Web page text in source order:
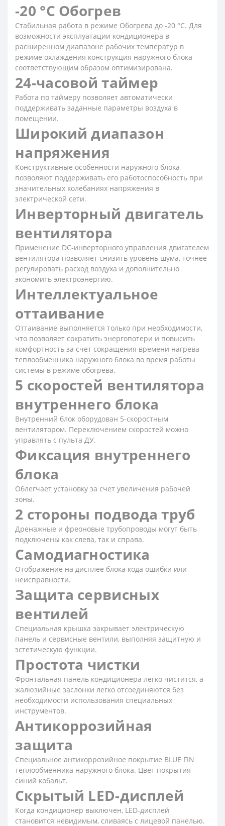
-20 °C Обогрев
Стабильная работа в режиме Обогрева до -20 °С. Для
возможности эксплуатации кондиционера в
расширенном диапазоне рабочих температур в
режиме охлаждения конструкция наружного блока
соответствующим образом оптимизирована.
24-часовой таймер
Работа по таймеру позволяет автоматически
поддерживать заданные параметры воздуха в
помещении.
Широкий диапазон
напряжения
Конструктивные особенности наружного блока
позволяют поддерживать его работоспособность при
значительных колебаниях напряжения в
электрической сети.
Инверторный двигатель
вентилятора
Применение DC-инверторного управления двигателем
вентилятора позволяет снизить уровень шума, точнее
регулировать расход воздуха и дополнительно
экономить электроэнергию.
Интеллектуальное
оттаивание
Оттаивание выполняется только при необходимости,
что позволяет сократить энергопотери и повысить
комфортность за счет сокращения времени нагрева
теплообменника наружного блока во время работы
системы в режиме обогрева.
5 скоростей вентилятора
внутреннего блока
Внутренний блок оборудован 5-скоростным
вентилятором. Переключением скоростей можно
управлять с пульта ДУ.
Фиксация внутреннего
блока
Облегчает установку за счет увеличения рабочей
зоны.
2 стороны подвода труб
Дренажные и фреоновые трубопроводы могут быть
подключены как слева, так и справа.
Самодиагностика
Отображение на дисплее блока кода ошибки или
неисправности.
Защита сервисных
вентилей
Специальная крышка закрывает электрическую
панель и сервисные вентили, выполняя защитную и
эстетическую функции.
Простота чистки
Фронтальная панель кондиционера легко чистится, а
жалюзийные заслонки легко отсоединяются без
необходимости использования специальных
инструментов.
Антикоррозийная
защита
Специальное антикоррозийное покрытие BLUE FIN
теплообменника наружного блока. Цвет покрытия -
синий кобальт.
Скрытый LED-дисплей
Когда кондиционер выключен, LED-дисплей
становится невидимым, сливаясь с лицевой панелью.